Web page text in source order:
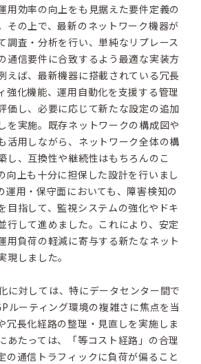
用効率の向上をも見据えた要件定義の
その上で、最新のネットワーク機器が
調査・分析を行い、単純なリプレース
通信要件に合致するよう最適な実装方
えば、最新機器に搭載されている冗長
強化機能、運用自動化を支援する管理
価し、必要に応じて新たな設定の追加
を実施。既存ネットワークの構成図や
活用しながら、ネットワーク全体の構
し、互換性や継続性はもちろんのこ
向上も十分に担保した設計を行いまし
運用・保守面においても、障害検知の
目指して、監視システムの強化やドキ
行して進めました。これにより、安定
用負荷の軽減に寄与する新たなネット
現しました。
対しては、特にデータセンター間で
ルーティング環境の複雑さに焦点を当
冗長化経路の整理・見直しを実施しま
あたっては、「等コスト経路」の合理
の通信トラフィックに負荷が偏ること